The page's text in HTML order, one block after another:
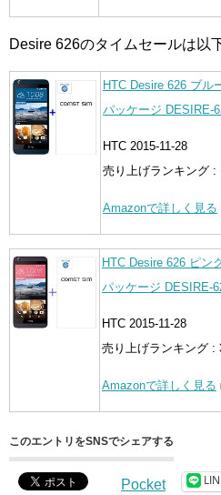
Desire 626のタイムセールは以
HTC Desire 626 ブル
パッケージ DESIRE-
HTC 2015-11-28
売り上げランキング :
Amazonで詳しく見る
HTC Desire 626 ピン
パッケージ DESIRE-
HTC 2015-11-28
売り上げランキング :
Amazonで詳しく見る
このエントリをSNSでシェアする
Pocket